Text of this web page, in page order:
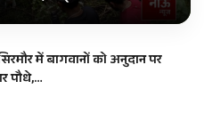
में बागवानों को अनुदान पर
पौधे,…